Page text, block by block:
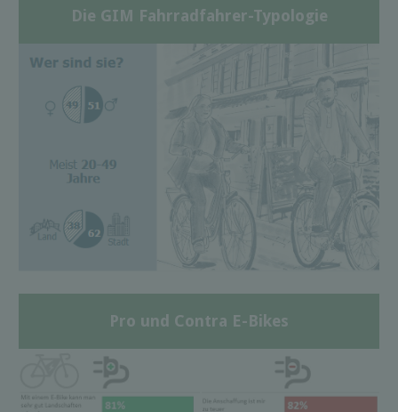
Die GIM Fahrradfahrer-Typologie
Pro und Contra E-Bikes